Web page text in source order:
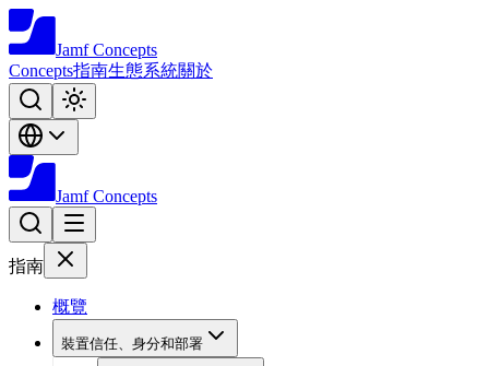
Jamf Concepts
Concepts指南生態系統關於
Jamf Concepts
指南
概覽
裝置信任、身分和部署